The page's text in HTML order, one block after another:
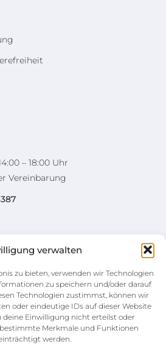
verwalten
zu bieten, verwenden wir Technologien
zu speichern und/oder darauf
Technologien zustimmst, können wir
oder eindeutige IDs auf dieser Website
deine Einwilligung nicht erteilst oder
Merkmale und Funktionen
werden.
– 18:00 Uhr
Vereinbarung
50